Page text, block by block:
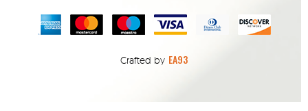
Crafted by EA93